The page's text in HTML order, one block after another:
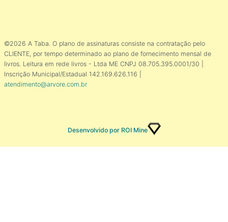
©2026 A Taba. O plano de assinaturas consiste na contratação pelo
CLIENTE, por tempo determinado ao plano de fornecimento mensal de
livros. Leitura em rede livros - Ltda ME CNPJ 08.705.395.0001/30 |
Inscrição Municipal/Estadual 142.169.626.116 |
atendimento@arvore.com.br
Desenvolvido por ROI Mine